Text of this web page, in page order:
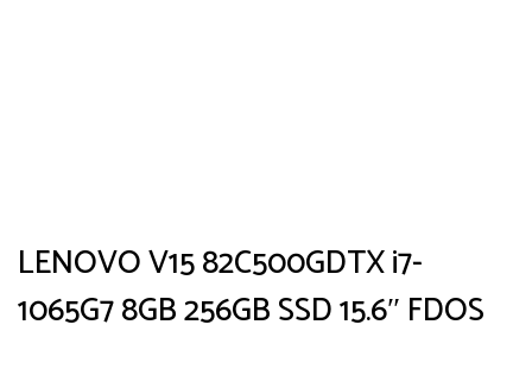
LENOVO V15 82C500GDTX i7-
1065G7 8GB 256GB SSD 15.6″ FDOS